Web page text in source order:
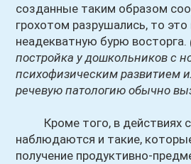
созданные таким образом
грохотом разрушались, то
неадекватную бурю восторга.
постройка у дошкольников с
психофизическим развитием
речевую патологию обычно
Кроме того, в действиях с
наблюдаются и такие,
получение продуктивно-